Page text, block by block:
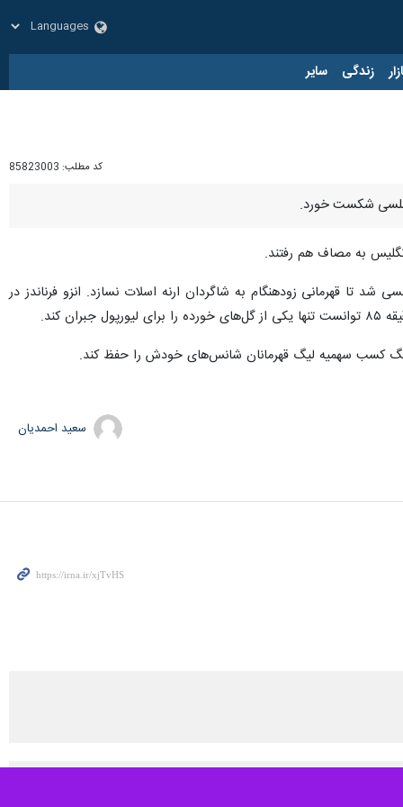
زندگی سایر
کد مطلب: 85823003
چلسی شکست خورد.
قطعی شد، در بازی امشب در استمفورد بریج با نتیجه ۳ بر یک مغلوب چلسی شد تا قهرمانی زودهنگام به شاگردان ارنه اسلات نسازد. انزو فرناندز در
سعید احمدیان